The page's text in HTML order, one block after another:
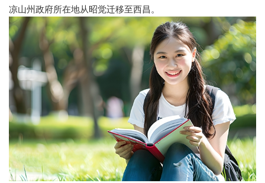
凉山州政府所在地从昭觉迁移至西昌。